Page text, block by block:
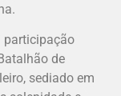
participação
de
sediado em